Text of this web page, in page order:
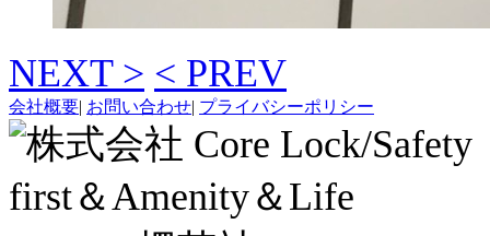
NEXT > < PREV
会社概要| お問い合わせ| プライバシーポリシー